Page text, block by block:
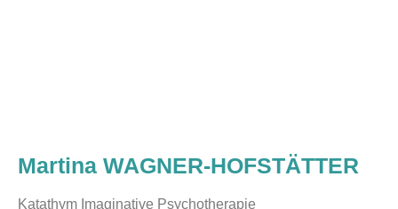
Martina WAGNER-HOFSTÄTTER
Katathym Imaginative Psychotherapie